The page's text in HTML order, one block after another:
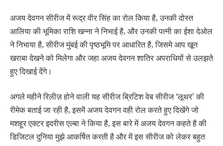
अजय देवगन सीरीज में रूद्र वीर सिंह का रोल किया है, उनकी दोस्त
आलिया की भूमिका राशि खन्ना ने निभाई है, और उनकी पत्नी का ईशा देओल
ने निभाया है, सीरीज मुंबई की पृष्ठभूमि पर आधारित है, जिसमे आप खून
खराबा देखने को मिलेगा और जहा अजय देवगन शातिर अपराधियों से उलझते
हुए दिखाई देंगे।
अगले महीने रिलीज़ होने वाली यह सीरीज ब्रिटिश वेब सीरीज ‘लूथर’ की
रीमेक बताई जा रही है, इसमें अजय देवगन वही रोल करते हुए दिखेंगे जो
मशहूर एक्टर इदरीस एल्बा ने किया है, इस बारे में अजय देवगन कहते है की
डिजिटल दुनिया मुझे आकर्षित करती है और में इस सीरीज को लेकर बहुत